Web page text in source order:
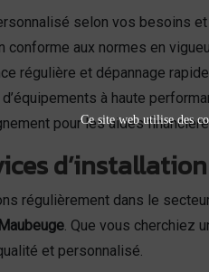
selon vos besoins
conforme aux normes en
régulière et dépannage rapide
à haute
pour les aides
régulièrement dans le
Maubeuge. Que vous cherchiez
et personnalisé.
Ce site web utilise des